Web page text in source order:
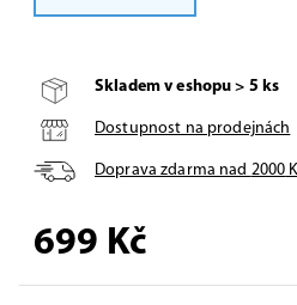
Skladem v eshopu > 5 ks
Dostupnost na prodejnách
Doprava zdarma nad 2000
699 Kč